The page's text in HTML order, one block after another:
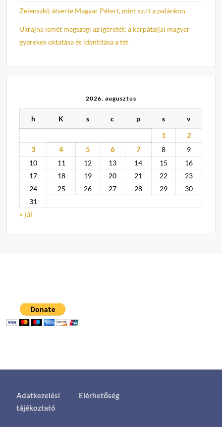
Zelenszkij átverte Magyar Pétert, mint sz.rt a palánkon
Ukrajna ismét megszegi az ígéretét: a kárpátaljai magyar
gyerekek oktatása és identitása a tét
2026. augusztus
h K s c p s v
1
2
3
4 5 6 7 8
9
10
11 12 13 14 15
16
17
18 19 20 21 22
23
24
25 26 27 28 29
30
31
« júl
Adatkezelési
tájékoztató
Elérhetőség